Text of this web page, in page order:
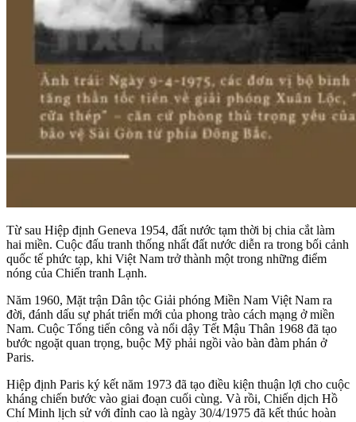
Từ sau Hiệp định Geneva 1954, đất nước tạm thời bị chia cắt làm
hai miền. Cuộc đấu tranh thống nhất đất nước diễn ra trong bối cảnh
quốc tế phức tạp, khi Việt Nam trở thành một trong những điểm
nóng của Chiến tranh Lạnh.
Năm 1960, Mặt trận Dân tộc Giải phóng Miền Nam Việt Nam ra
đời, đánh dấu sự phát triển mới của phong trào cách mạng ở miền
Nam. Cuộc Tổng tiến công và nổi dậy Tết Mậu Thân 1968 đã tạo
bước ngoặt quan trọng, buộc Mỹ phải ngồi vào bàn đàm phán ở
Paris.
Hiệp định Paris ký kết năm 1973 đã tạo điều kiện thuận lợi cho cuộc
kháng chiến bước vào giai đoạn cuối cùng. Và rồi, Chiến dịch Hồ
Chí Minh lịch sử với đỉnh cao là ngày 30/4/1975 đã kết thúc hoàn